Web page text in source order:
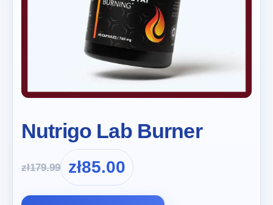
Nutrigo Lab Burner
zł179.99 zł85.00